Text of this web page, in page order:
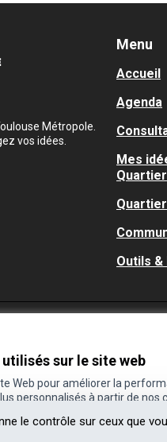
le contrôle sur ceux que
sur le site web
Web pour améliorer la
personnalisés à partir de nos
Métropole.
vos idées.
Menu
Accueil
Agenda
Mes
Quartier
Outils
(Lien externe)
.